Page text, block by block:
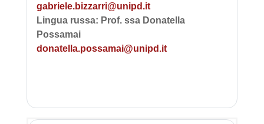
gabriele.bizzarri@unipd.it
Lingua russa: Prof. ssa Donatella
Possamai
donatella.possamai@unipd.it